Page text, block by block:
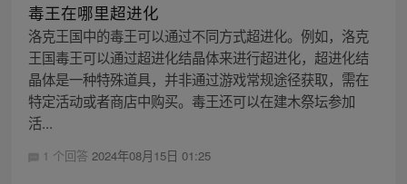
毒王在哪里超进化
洛克王国中的毒王可以通过不同方式超进化。例如，洛克
王国毒王可以通过超进化结晶体来进行超进化，超进化结
晶体是一种特殊道具，并非通过游戏常规途径获取，需在
特定活动或者商店中购买。毒王还可以在建木祭坛参加
活...
1 个回答 2024年08月15日 01:25